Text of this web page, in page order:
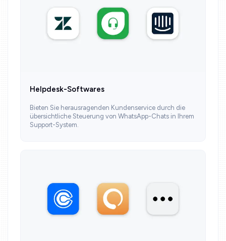
Helpdesk-Softwares
Bieten Sie herausragenden Kundenservice durch die
übersichtliche Steuerung von WhatsApp-Chats in Ihrem
Support-System.